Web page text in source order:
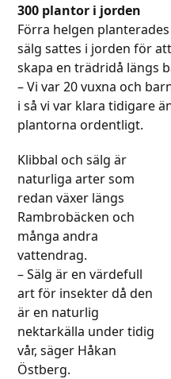
300 plantor i jorden
Förra helgen
sälg sattes i jorden för
skapa en trädridå längs
– Vi var 20 vuxna och
i så vi var klara tidigare
plantorna ordentligt.
Klibbal och sälg är
naturliga arter som
redan växer längs
Rambrobäcken och
många andra
vattendrag.
– Sälg är en värdefull
art för insekter då den
är en naturlig
nektarkälla under tidig
vår, säger Håkan
Östberg.